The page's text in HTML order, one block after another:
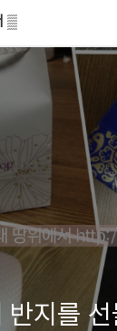
▒
반지를